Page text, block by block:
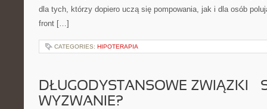
dla tych, którzy dopiero uczą się pompowania, jak i dla osób
front […]
CATEGORIES: HIPOTERAPIA
DŁUGODYSTANSOWE ZWIĄZKI –
WYZWANIE?